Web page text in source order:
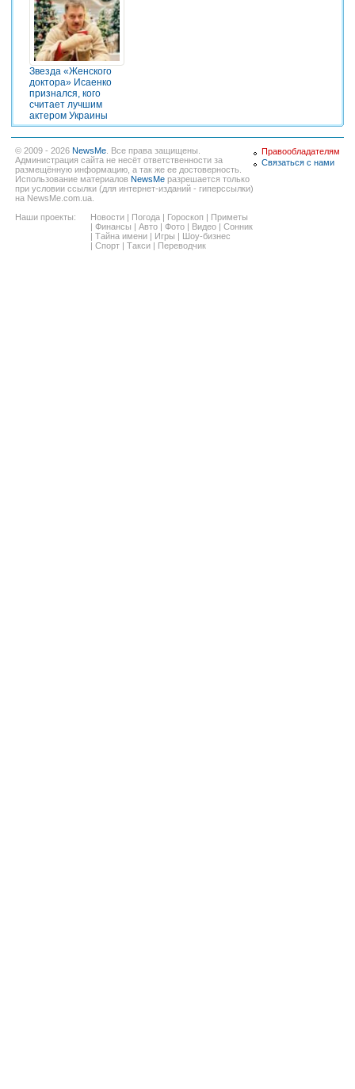
Звезда «Женского
доктора» Исаенко
признался, кого
считает лучшим
актером Украины
© 2009 - 2026 NewsMe. Все права защищены.
Администрация сайта не несёт ответственности за
размещённую информацию, а так же ее достоверность.
Использование материалов NewsMe разрешается только
при условии ссылки (для интернет-изданий - гиперссылки)
на NewsMe.com.ua.
Наши проекты:
Новости Погода Гороскоп
Приметы
Финансы Авто Фото Видео
Сонник
Тайна имени Игры
Шоу-бизнес
Спорт Такси Переводчик
Правообладателям
Связаться с нами